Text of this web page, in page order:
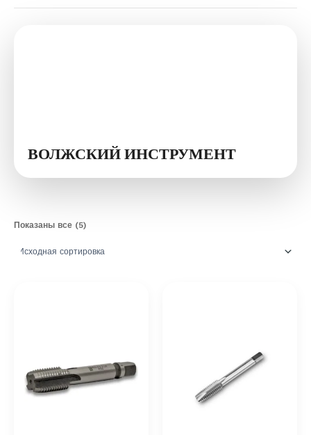
ВОЛЖСКИЙ ИНСТРУМЕНТ
Показаны все (5)